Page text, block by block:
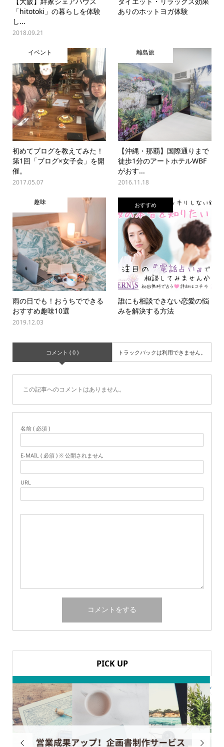
「hitotoki」の暮らしを体験
し...
2018.09.21
ありのホットヨガ体験
イベント
初めてブログを教えてみた！
第1回「ブログ×女子会」を開
催。
2017.05.07
離島旅
【沖縄・那覇】国際通りまで
徒歩1分のアートホテルWBF
がおす...
2016.11.18
趣味
雨の日でも！おうちでできる
おすすめ趣味10選
2019.12.03
おすすめ
誰にも相談できない恋愛の悩
みを解決する方法
コメント ( 0 ) トラックバックは利用できません。
この記事へのコメントはありません。
名前 ( 必須 )
E-MAIL ( 必須 ) ※ 公開されません
URL
PICK UP
 